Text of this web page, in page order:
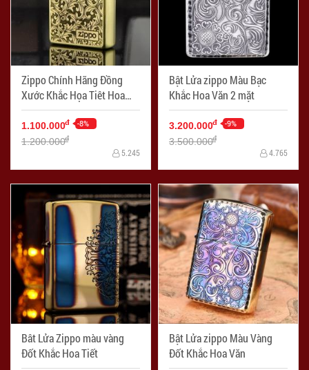
Zippo Chính Hãng Đồng
Xước Khắc Họa Tiêt Hoa
Văn Ý
1.100.000đ -8%
1.200.000đ
5.245
Bật Lửa zippo Màu Bạc
Khắc Hoa Văn 2 mặt
3.200.000đ -9%
3.500.000đ
4.765
Bât Lửa Zippo màu vàng
Đốt Khắc Hoa Tiết
Bật Lửa zippo Màu Vàng
Đốt Khắc Hoa Văn